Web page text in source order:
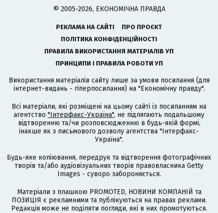
© 2005-2026, ЕКОНОМІЧНА ПРАВДА
РЕКЛАМА НА САЙТІ
ПРО ПРОЄКТ
ПОЛІТИКА КОНФІДЕНЦІЙНОСТІ
ПРАВИЛА ВИКОРИСТАННЯ МАТЕРІАЛІВ УП
ПРИНЦИПИ І ПРАВИЛА РОБОТИ УП
Використання матеріалів сайту лише за умови посилання (для
інтернет-видань - гіперпосилання) на "Економічну правду".
Всі матеріали, які розміщені на цьому сайті із посиланням на
агентство "Інтерфакс-Україна", не підлягають подальшому
відтворенню та/чи розповсюдженню в будь-якій формі,
інакше як з письмового дозволу агентства "Інтерфакс-
Україна".
Будь-яке копіювання, передрук та відтворення фотографічних
творів та/або аудіовізуальних творів правовласника Getty
Images - суворо забороняється.
Матеріали з плашкою PROMOTED, НОВИНИ КОМПАНІЙ та
ПОЗИЦІЯ є рекламними та публікуються на правах реклами.
Редакція може не поділяти погляди, які в них промотуються.